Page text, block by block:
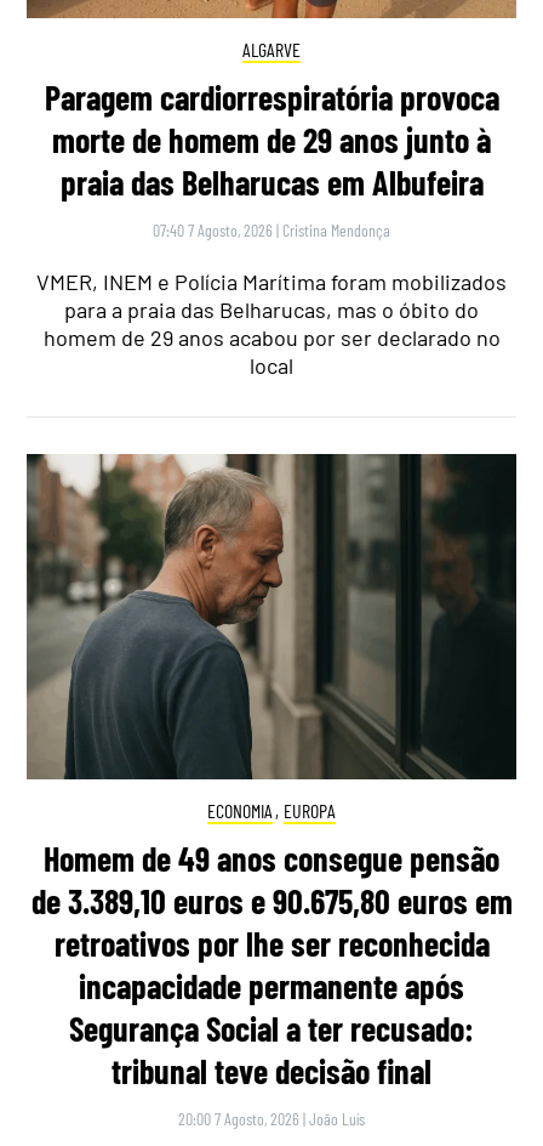
ALGARVE
Paragem cardiorrespiratória provoca
morte de homem de 29 anos junto à
praia das Belharucas em Albufeira
07:40 7 Agosto, 2026 | Cristina Mendonça
VMER, INEM e Polícia Marítima foram mobilizados
para a praia das Belharucas, mas o óbito do
homem de 29 anos acabou por ser declarado no
local
ECONOMIA , EUROPA
Homem de 49 anos consegue pensão
de 3.389,10 euros e 90.675,80 euros em
retroativos por lhe ser reconhecida
incapacidade permanente após
Segurança Social a ter recusado:
tribunal teve decisão final
20:00 7 Agosto, 2026 |João Luís